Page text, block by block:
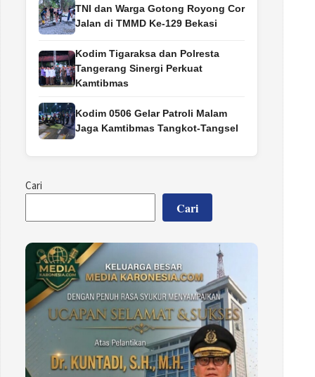
TNI dan Warga Gotong Royong Cor
Jalan di TMMD Ke-129 Bekasi
Kodim Tigaraksa dan Polresta
Tangerang Sinergi Perkuat
Kamtibmas
Kodim 0506 Gelar Patroli Malam
Jaga Kamtibmas Tangkot-Tangsel
Cari
Cari